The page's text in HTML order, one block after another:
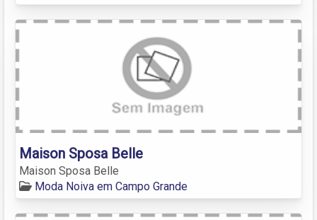
Maison Sposa Belle
Maison Sposa Belle
Moda Noiva em Campo Grande